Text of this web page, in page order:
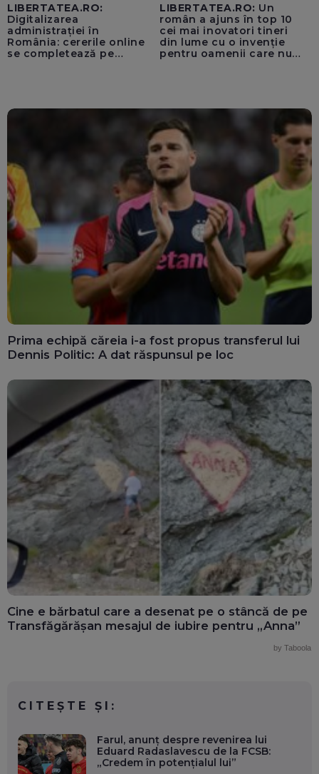
LIBERTATEA.RO:
Digitalizarea
administrației în
România: cererile online
se completează pe
LIBERTATEA.RO: Un
român a ajuns în top 10
cei mai inovatori tineri
din lume cu o invenție
pentru oamenii care nu
Prima echipă căreia i-a fost propus transferul lui
Dennis Politic: A dat răspunsul pe loc
Cine e bărbatul care a desenat pe o stâncă de pe
Transfăgărășan mesajul de iubire pentru „Anna”
by Taboola
CITEȘTE ȘI:
Farul, anunț despre revenirea lui
Eduard Radaslavescu de la FCSB:
„Credem în potențialul lui”